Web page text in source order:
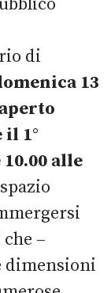
di
13
aperto
il 1°
alle
–
dimensioni